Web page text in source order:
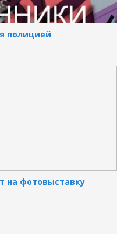
полицией
на фотовыставку